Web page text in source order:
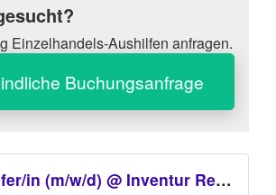
Einzelhandels-Aushilfen anfragen.
Buchungsanfrage
Inventurhelfer/in (m/w/d) @ Inventur Rewe Zittau